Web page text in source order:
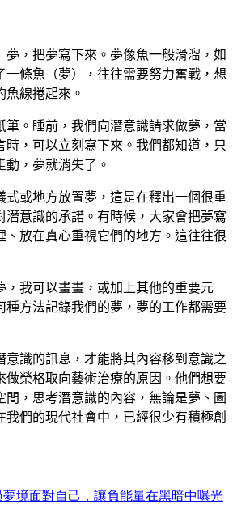
夢，把夢寫下來。夢像魚一般滑溜，如
一條魚（夢），往往需要努力奮戰，想
魚線捲起來。
筆。睡前，我們向潛意識請求做夢，當
時，可以立刻寫下來。我們都知道，只
，夢就消失了。
式或地方放置夢，這是在釋出一個很重
潛意識的承諾。有時候，大家會把夢寫
、放在真心重視它們的地方。這往往很
，我可以畫畫，或加上其他的重要元
種方法記錄我們的夢，夢的工作都需要
意識的訊息，才能將其內容移到意識之
做榮格取向藝術治療的原因。他們想要
間，思考潛意識的內容，無論是夢、圖
我們的現代社會中，已經很少有積極創
夢境面對自己，讓負能量在黑暗中曝光